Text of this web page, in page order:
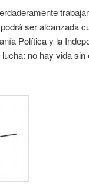
ser alcanzada
Política y la
no hay vida